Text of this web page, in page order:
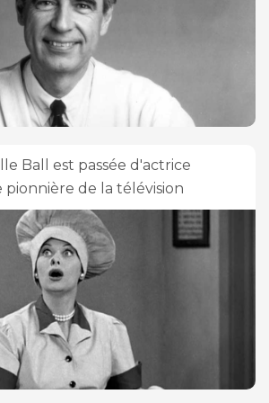
Ball est passée d'actrice
de la télévision